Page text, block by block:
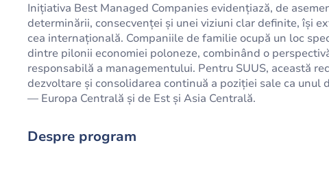
Inițiativa Best Managed Companies evidențiază, de
determinării, consecvenței și unei viziuni clar definite, își
cea internațională. Companiile de familie ocupă un loc
dintre pilonii economiei poloneze, combinând o
responsabilă a managementului. Pentru SUUS, această
dezvoltare și consolidarea continuă a poziției sale ca
— Europa Centrală și de Est și Asia Centrală.
Despre program